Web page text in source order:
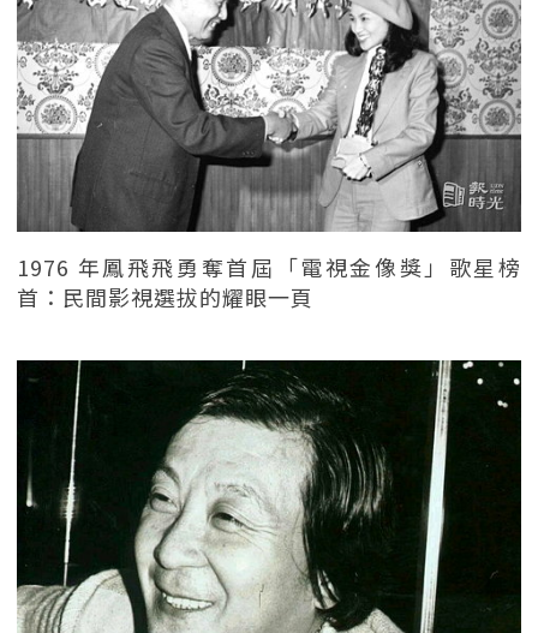
1976 年鳳飛飛勇奪首屆「電視金像獎」歌星榜
首：民間影視選拔的耀眼一頁